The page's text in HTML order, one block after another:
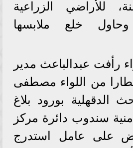
52 سنة، للأراضي الزراعية
خلع ملابسها
رأفت عبدالباعث مدير
من اللواء مصطفى
الدقهلية بورود بلاغ
سندوب دائرة مركز
على عامل استدرج